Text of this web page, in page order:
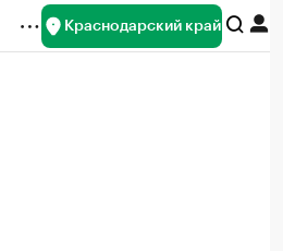
Краснодарский край